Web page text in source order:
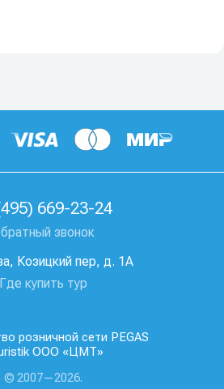
розничной сети PEGAS
ООО «ЦМТ»
© 2007—2026.
669-23-24
звонок
Козицкий пер, д. 1А
Где купить тур